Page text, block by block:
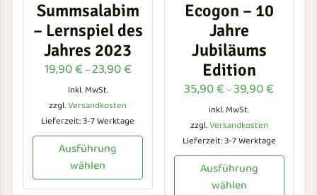
Summsalabim
– Lernspiel des
Jahres 2023
19,90€–23,90€
inkl. MwSt.
zzgl.Versandkosten
Lieferzeit:3-7 Werktage
Ausführung
wählen
Ecogon – 10
Jahre
Jubiläums
Edition
35,90€–39,90€
inkl. MwSt.
zzgl.Versandkosten
Lieferzeit:3-7 Werktage
Ausführung
wählen